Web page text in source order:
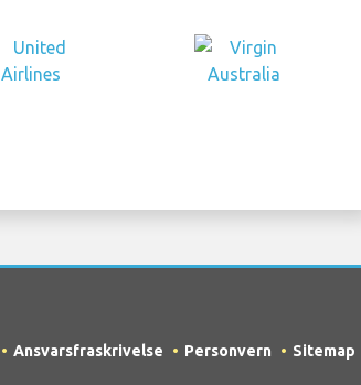
Ansvarsfraskrivelse Personvern Sitemap